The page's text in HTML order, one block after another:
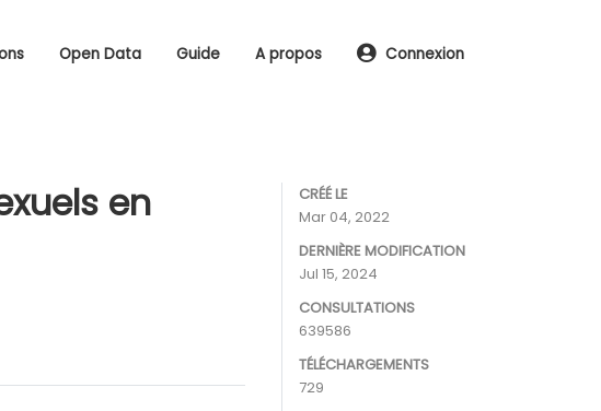
Open Data Guide A propos Connexion
en
CRÉÉ LE
Mar 04, 2022
DERNIÈRE MODIFICATION
Jul 15, 2024
CONSULTATIONS
639586
TÉLÉCHARGEMENTS
729